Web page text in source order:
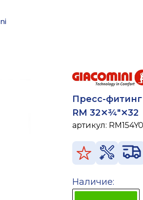
Пресс-
RM 32⨯¾"⨯32
артикул:
Наличие: